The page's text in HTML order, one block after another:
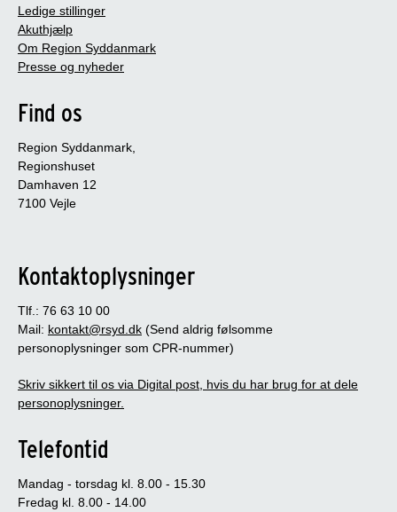
Ledige stillinger
Akuthjælp
Om Region Syddanmark
Presse og nyheder
Find os
Region Syddanmark,
Regionshuset
Damhaven 12
7100 Vejle
Kontaktoplysninger
Tlf.: 76 63 10 00
Mail: kontakt@rsyd.dk (Send aldrig følsomme
personoplysninger som CPR-nummer)
Skriv sikkert til os via Digital post, hvis du har brug for at dele
personoplysninger.
Telefontid
Mandag - torsdag kl. 8.00 - 15.30
Fredag kl. 8.00 - 14.00